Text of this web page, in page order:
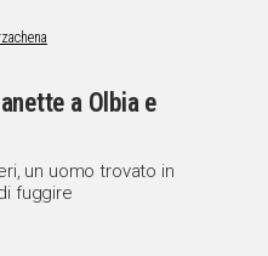
a Olbia e
un uomo trovato in
fuggire